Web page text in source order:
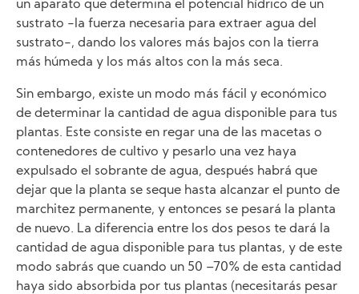
un aparato que determina el potencial hídrico de un
sustrato -la fuerza necesaria para extraer agua del
sustrato-, dando los valores más bajos con la tierra
más húmeda y los más altos con la más seca.
Sin embargo, existe un modo más fácil y económico
de determinar la cantidad de agua disponible para tus
plantas. Este consiste en regar una de las macetas o
contenedores de cultivo y pesarlo una vez haya
expulsado el sobrante de agua, después habrá que
dejar que la planta se seque hasta alcanzar el punto de
marchitez permanente, y entonces se pesará la planta
de nuevo. La diferencia entre los dos pesos te dará la
cantidad de agua disponible para tus plantas, y de este
modo sabrás que cuando un 50 –70% de esta cantidad
haya sido absorbida por tus plantas (necesitarás pesar